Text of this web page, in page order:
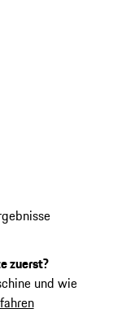
zuerst?
und wie